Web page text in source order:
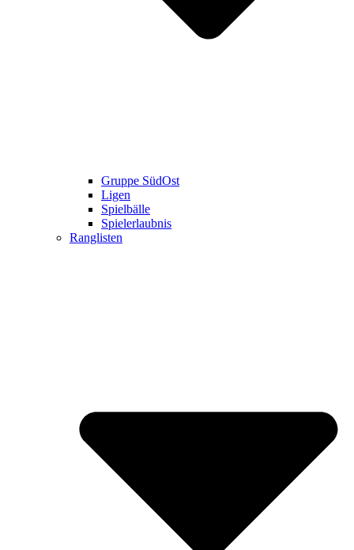
Gruppe SüdOst
Ligen
Spielbälle
Spielerlaubnis
Ranglisten